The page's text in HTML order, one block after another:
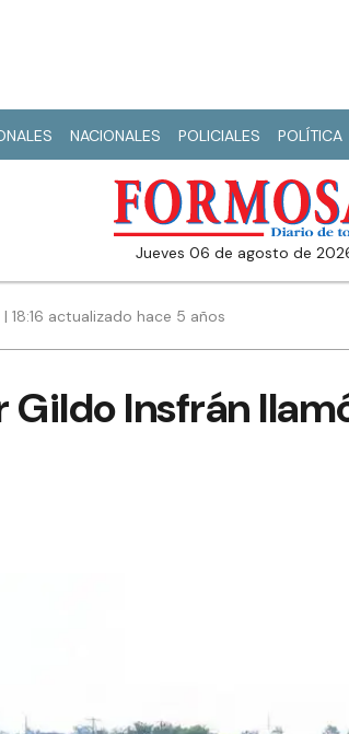
NACIONALES POLICIALES POLÍTICA
jueves 06 de agosto de
18:16 actualizado hace 5 años
Gildo Insfrán